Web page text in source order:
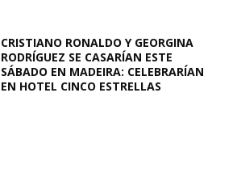
CRISTIANO RONALDO Y GEORGINA
RODRÍGUEZ SE CASARÍAN ESTE
SÁBADO EN MADEIRA: CELEBRARÍAN
EN HOTEL CINCO ESTRELLAS